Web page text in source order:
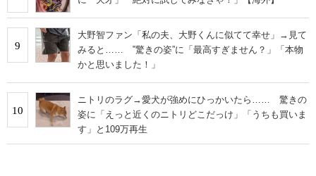
9
大野智ファン「私の夫、大野くんに似てて幸せ」→見て
みると…… ‟驚きの姿”に「最高すぎません？」「本物
かと思いました！」
10
ニトリのラグ→愛犬が強めにひっかいたら…… 驚きの
姿に「えっと近くのニトリどこだっけ」「うちも買いま
す」と109万再生